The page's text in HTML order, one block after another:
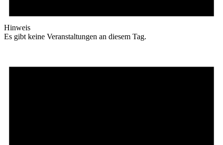
Hinweis
Es gibt keine Veranstaltungen an diesem Tag.